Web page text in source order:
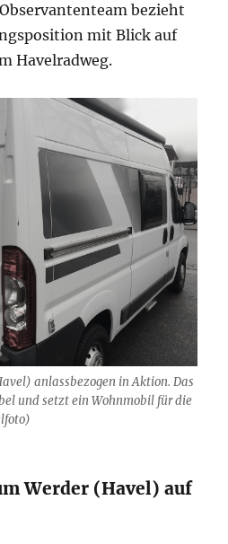
bezieht
mit Blick auf
Havelradweg.
anlassbezogen in Aktion. Das
und setzt ein Wohnmobil für die
Werder (Havel) auf